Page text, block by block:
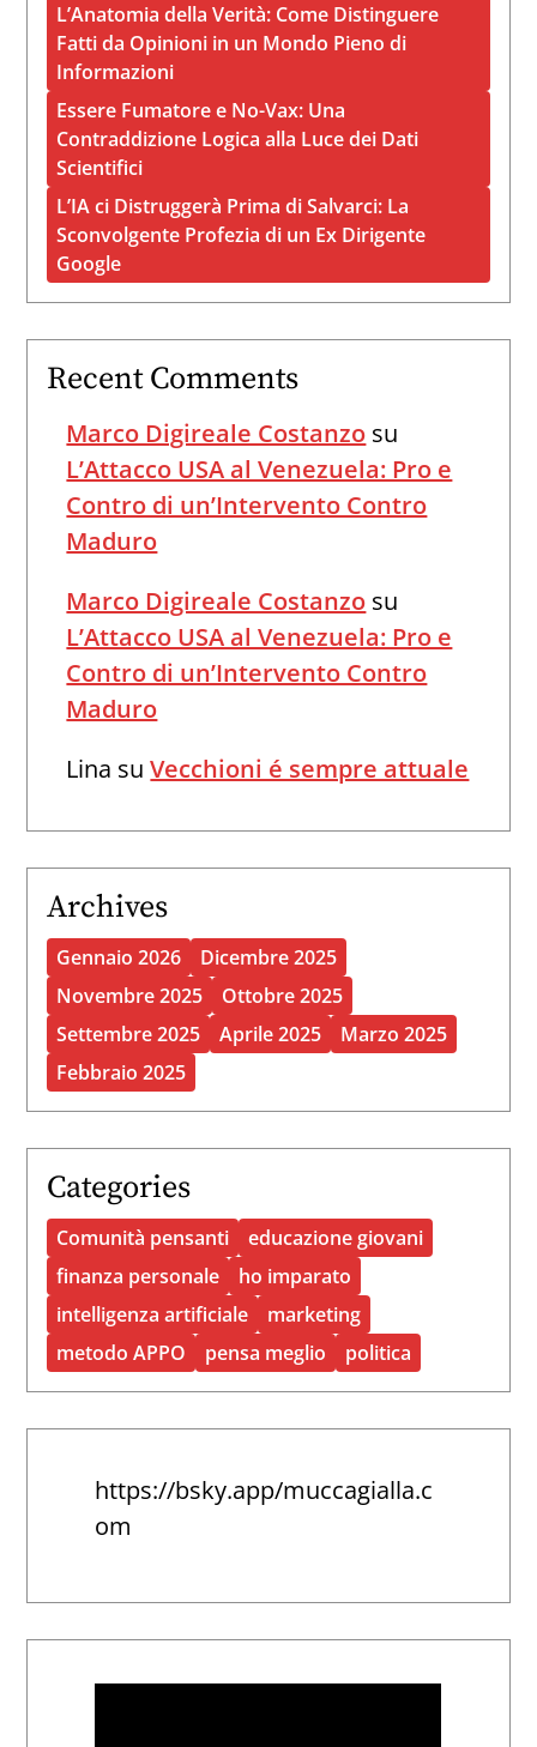
L’Anatomia della Verità: Come Distinguere
Fatti da Opinioni in un Mondo Pieno di
Informazioni
Essere Fumatore e No-Vax: Una
Contraddizione Logica alla Luce dei Dati
Scientifici
L’IA ci Distruggerà Prima di Salvarci: La
Sconvolgente Profezia di un Ex Dirigente
Google
Recent Comments
Marco Digireale Costanzo su
L’Attacco USA al Venezuela: Pro e
Contro di un’Intervento Contro
Maduro
Marco Digireale Costanzo su
L’Attacco USA al Venezuela: Pro e
Contro di un’Intervento Contro
Maduro
Lina suVecchioni é sempre attuale
Archives
Gennaio 2026
Dicembre 2025
Novembre 2025
Ottobre 2025
Settembre 2025
Aprile 2025
Marzo 2025
Febbraio 2025
Categories
Comunità pensanti
educazione giovani
finanza personale
ho imparato
intelligenza artificiale
marketing
metodo APPO
pensa meglio politica
https://bsky.app/muccagialla.c
om